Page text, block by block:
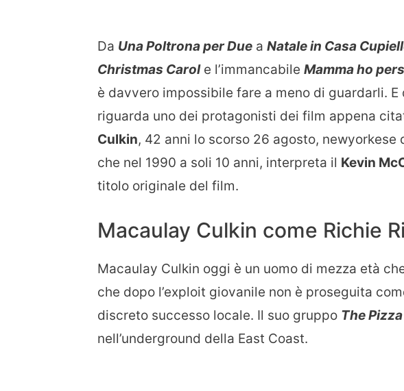
Da Una Poltrona per Due a Natale in Casa
Christmas Carole l’immancabile Mamma ho
è davvero impossibile fare a meno di guardarli.
riguarda uno dei protagonisti dei film appena
Culkin, 42 anni lo scorso 26 agosto,
che nel 1990 a soli 10 anni, interpreta il Kevin
titolo originale del film.
Macaulay Culkin come Richie
Macaulay Culkin oggi è un uomo di mezza età
che dopo l’exploit giovanile non è proseguita
discreto successo locale. Il suo gruppo The
nell’underground della East Coast.